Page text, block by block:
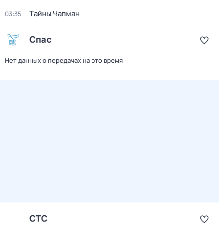
03:35 Тaйны Чапман
Спас
Нет данных о передачах на это время
СТС